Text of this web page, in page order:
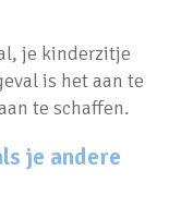
je kinderzitje
is het aan te
te schaffen.
je andere